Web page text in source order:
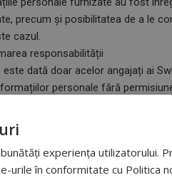
precum și posibilitatea de a le
cazul.
responsabilității
dată doar acelor angajați ai
personale fără
Modificărilor
înainte de intrarea acesteia
cum le folosim, și în care
experiența utilizatorului.
urile în conformitate cu Politica